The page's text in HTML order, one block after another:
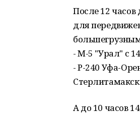
После 12
для
- М-5 "Урал" с
- Р-240 Уфа-
А до 10 часов